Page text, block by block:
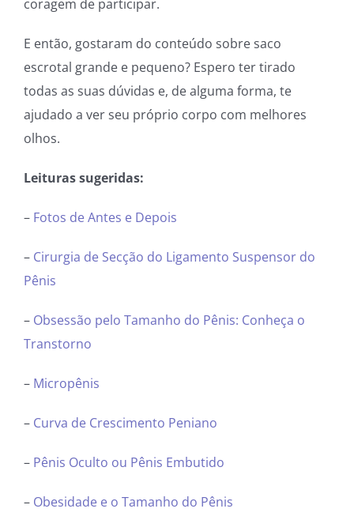
coragem de participar.
E então, gostaram do conteúdo sobre saco
escrotal grande e pequeno? Espero ter tirado
todas as suas dúvidas e, de alguma forma, te
ajudado a ver seu próprio corpo com melhores
olhos.
Leituras sugeridas:
– Fotos de Antes e Depois
– Cirurgia de Secção do Ligamento Suspensor do
Pênis
– Obsessão pelo Tamanho do Pênis: Conheça o
Transtorno
– Micropênis
– Curva de Crescimento Peniano
– Pênis Oculto ou Pênis Embutido
– Obesidade e o Tamanho do Pênis